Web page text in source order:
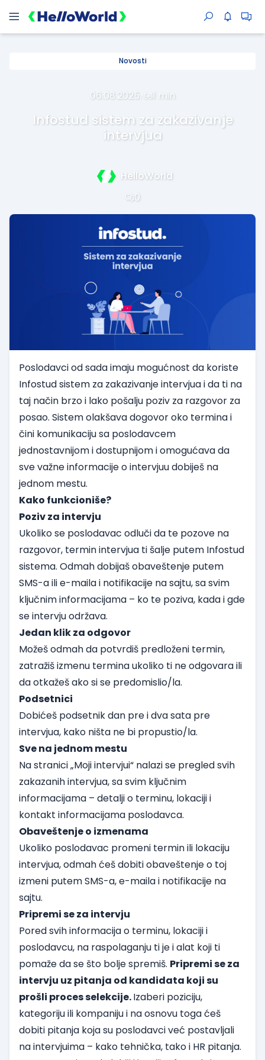
Novosti
06.08.2025. 1 min
Infostud sistem za zakazivanje
intervjua
HelloWorld
0
Poslodavciodsadaimaju mogućnost da koriste
Infostudsistem za zakazivanjeintervjuaida ti na
taj način brzoi lako pošalju poziv za razgovor za
posao. Sistemolakšavadogovoroko terminai
čini komunikacijusa poslodavcem
jednostavnijomidostupnijomiomogućavada
svevažneinformacijeointervjuudobiješ na
jednom mestu.
Kako funkcioniše?
Poziv za intervju
Ukoliko se poslodavac odluči da te pozove na
razgovor, termin intervjua ti šalje putem Infostud
sistema. Odmah dobijaš obaveštenje putem
SMS-a ili e-maila i notifikacije na sajtu, sa svim
ključnim informacijama – ko te poziva, kada i gde
se intervju održava.
Jedan klik za odgovor
Možeš odmah da potvrdiš predloženi termin,
zatražiš izmenu termina ukoliko ti ne odgovara ili
da otkažeš ako si se predomislio/la.
Podsetnici
Dobićeš podsetnik dan pre i dva sata pre
intervjua, kako ništa ne bi propustio/la.
Sve na jednom mestu
Na stranici „Moji intervjui“ nalazi se pregled svih
zakazanih intervjua, sa svim ključnim
informacijama – detalji o terminu, lokaciji i
kontakt informacijama poslodavca.
Obaveštenje o izmenama
Ukoliko poslodavac promeni termin ili lokaciju
intervjua, odmah ćeš dobiti obaveštenje o toj
izmeni putem SMS-a, e-maila i notifikacije na
sajtu.
Pripremi se za intervju
Pored svih informacija o terminu, lokaciji i
poslodavcu, na raspolaganju ti je i alat koji ti
pomaže da se što bolje spremiš. Pripremi se za
intervju uz pitanja od kandidata koji su
prošli proces selekcije.Izaberi poziciju,
kategoriju ili kompaniju i na osnovu toga ćeš
dobiti pitanja koja su poslodavci već postavljali
na intervjuima – kako tehnička, tako i HR pitanja.